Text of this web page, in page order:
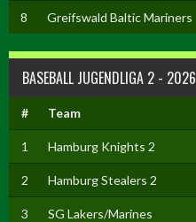
8 Greifswald Baltic Mariners
BASEBALL JUGENDLIGA 2 - 2026
# Team
1 Hamburg Knights 2
2 Hamburg Stealers 2
3 SG Lakers/Marines